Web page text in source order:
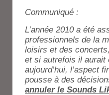
Communiqué :
L’année 2010 a été
professionnels de la
loisirs et des
et si autrefois il aurait
aujourd’hui, l’aspect
pousse à des
annuler le Sounds